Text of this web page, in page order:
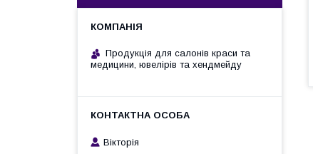
Продукція для салонів краси та
медицини, ювелірів та хендмейду
Вікторія